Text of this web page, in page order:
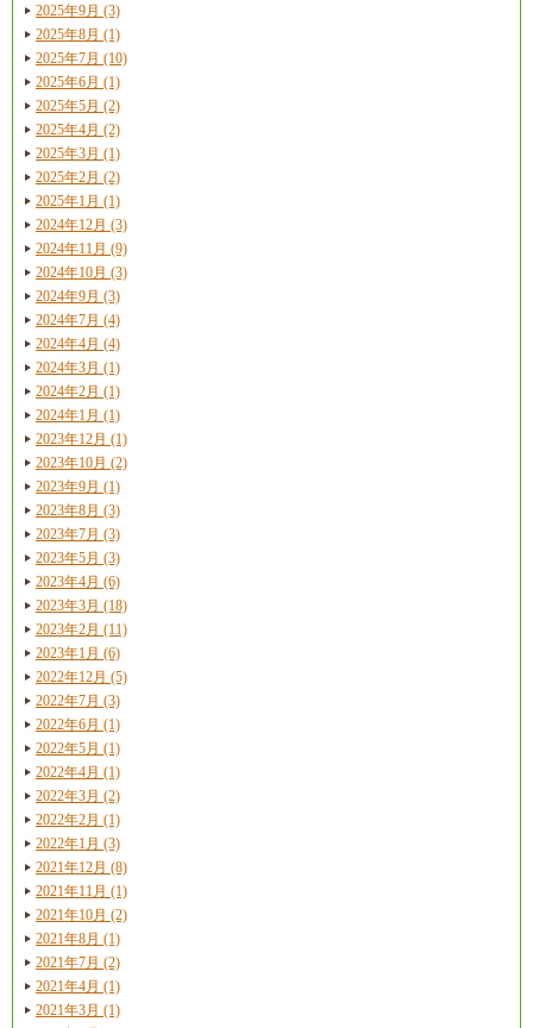
2025年9月 (3)
2025年8月 (1)
2025年7月 (10)
2025年6月 (1)
2025年5月 (2)
2025年4月 (2)
2025年3月 (1)
2025年2月 (2)
2025年1月 (1)
2024年12月 (3)
2024年11月 (9)
2024年10月 (3)
2024年9月 (3)
2024年7月 (4)
2024年4月 (4)
2024年3月 (1)
2024年2月 (1)
2024年1月 (1)
2023年12月 (1)
2023年10月 (2)
2023年9月 (1)
2023年8月 (3)
2023年7月 (3)
2023年5月 (3)
2023年4月 (6)
2023年3月 (18)
2023年2月 (11)
2023年1月 (6)
2022年12月 (5)
2022年7月 (3)
2022年6月 (1)
2022年5月 (1)
2022年4月 (1)
2022年3月 (2)
2022年2月 (1)
2022年1月 (3)
2021年12月 (8)
2021年11月 (1)
2021年10月 (2)
2021年8月 (1)
2021年7月 (2)
2021年4月 (1)
2021年3月 (1)